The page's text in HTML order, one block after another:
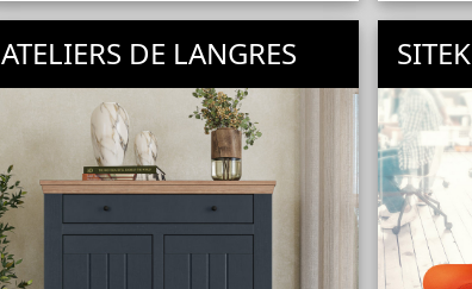
ATELIERS DE LANGRES SITEK